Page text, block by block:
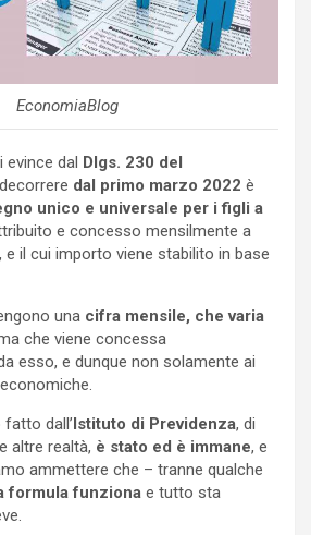
EconomiaBlog
evince dal Dlgs. 230 del
dal primo marzo 2022 è
unico e universale per i figli a
e concesso mensilmente a
il cui importo viene stabilito in base
una cifra mensile, che varia
che viene concessa
esso, e dunque non solamente ai
dall’Istituto di Previdenza, di
altre realtà, è stato ed è immane, e
ammettere che – tranne qualche
formula funziona e tutto sta